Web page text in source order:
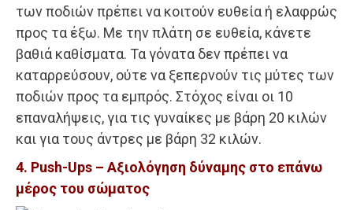
των ποδιών πρέπει να κοιτούν ευθεία ή ελαφρώς
προς τα έξω. Με την πλάτη σε ευθεία, κάνετε
βαθιά καθίσματα. Τα γόνατα δεν πρέπει να
καταρρεύσουν, ούτε να ξεπερνούν τις μύτες των
ποδιών προς τα εμπρός. Στόχος είναι οι 10
επαναλήψεις, για τις γυναίκες με βάρη 20 κιλών
και για τους άντρες με βάρη 32 κιλών.
4. Push-Ups – Αξιολόγηση δύναμης στο επάνω
μέρος του σώματος